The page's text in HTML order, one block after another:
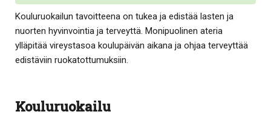
Kouluruokailun tavoitteena on tukea ja edistää lasten ja
nuorten hyvinvointia ja terveyttä. Monipuolinen ateria
ylläpitää vireystasoa koulupäivän aikana ja ohjaa terveyttää
edistäviin ruokatottumuksiin.
Kouluruokailu